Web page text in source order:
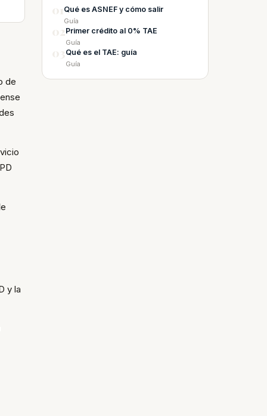
de
y la
Qué es ASNEF y cómo salir
Guía
Primer crédito al 0% TAE
Guía
Qué es el TAE: guía
Guía